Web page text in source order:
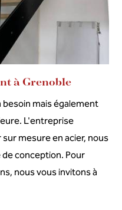
à Grenoble
mais également
L'entreprise
mesure en acier, nous
conception. Pour
nous vous invitons à